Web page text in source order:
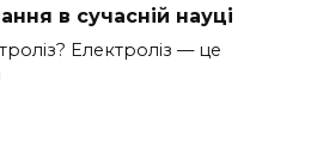
в сучасній науці
Електроліз — це